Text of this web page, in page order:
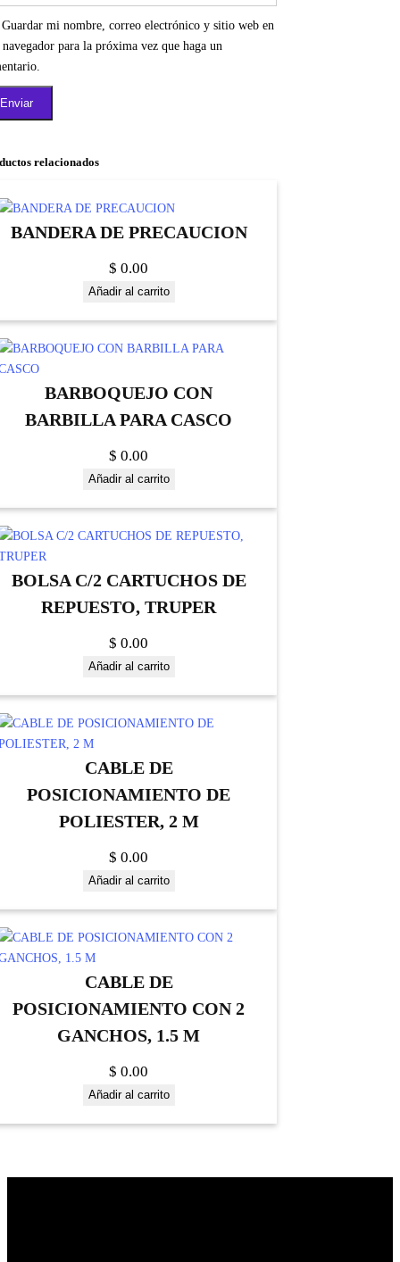
Guardar mi nombre, correo electrónico y sitio web en
navegador para la próxima vez que haga un
relacionados
BANDERA DE PRECAUCION
$ 0.00
Añadir al carrito
BARBOQUEJO CON
BARBILLA PARA CASCO
$ 0.00
Añadir al carrito
BOLSA C/2 CARTUCHOS DE
REPUESTO, TRUPER
$ 0.00
Añadir al carrito
CABLE DE
POSICIONAMIENTO DE
POLIESTER, 2 M
$ 0.00
Añadir al carrito
CABLE DE
POSICIONAMIENTO CON 2
GANCHOS, 1.5 M
$ 0.00
Añadir al carrito